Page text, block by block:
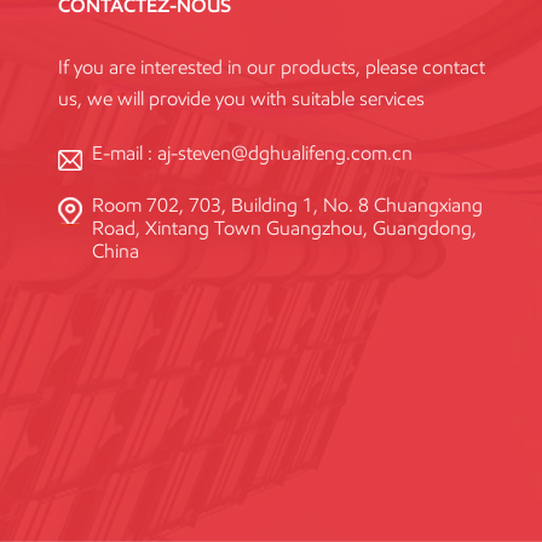
CONTACTEZ-NOUS
If you are interested in our products, please contact
us, we will provide you with suitable services
E-mail : aj-steven@dghualifeng.com.cn
Room 702, 703, Building 1, No. 8 Chuangxiang
Road, Xintang Town Guangzhou, Guangdong,
China